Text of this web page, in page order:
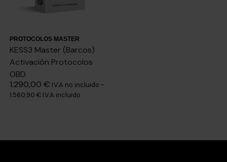
PROTOCOLOS MASTER
KESS3 Master (Barcos)
Activación Protocolos
OBD
1.290,00€ I.V.A no incluido -
1.560,90€ I.V.A incluido